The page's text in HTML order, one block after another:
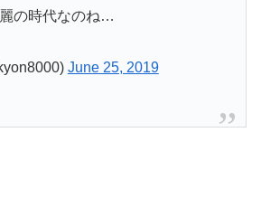
の時代なのね…
June 25, 2019